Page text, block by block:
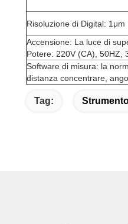
Risoluzione di Digital: 1μm
Accensione: La luce di
Potere: 220V (CA), 50HZ,
Software di misura: la
distanza concentrare,
Tag: